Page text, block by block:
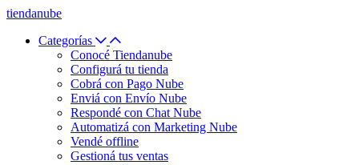
tiendanube
Categorías
Conocé Tiendanube
Configurá tu tienda
Cobrá con Pago Nube
Enviá con Envío Nube
Respondé con Chat Nube
Automatizá con Marketing Nube
Vendé offline
Gestioná tus ventas